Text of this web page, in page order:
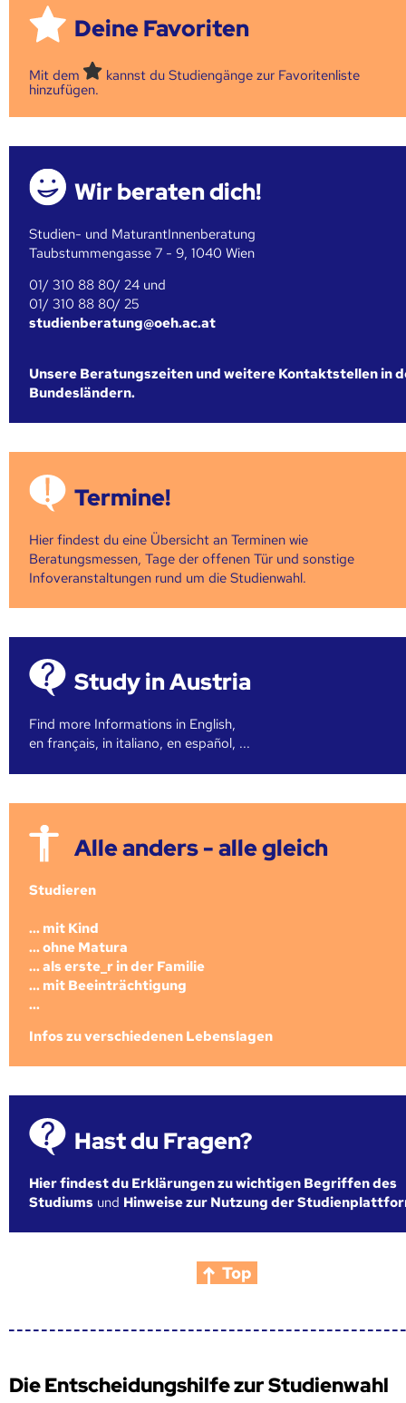
Deine Favoriten
Mit dem
kannst du Studiengänge zur Favoritenliste
hinzufügen.
Wir beraten dich!
Studien- und MaturantInnenberatung
Taubstummengasse 7 - 9, 1040 Wien
01/ 310 88 80/ 24 und
01/ 310 88 80/ 25
studienberatung@oeh.ac.at
Unsere Beratungszeiten und weitere Kontaktstellen in
Bundesländern.
Termine!
Hier findest du eine Übersicht an Terminen wie
Beratungsmessen, Tage der offenen Tür und sonstige
Infoveranstaltungen rund um die Studienwahl.
Study in Austria
Find more Informations in English,
en français, in italiano, en español, ...
Alle anders - alle gleich
Studieren
... mit Kind
... ohne Matura
... als erste_r in der Familie
... mit Beeinträchtigung
...
Infos zu verschiedenen Lebenslagen
Hast du Fragen?
Hier findest du Erklärungen zu wichtigen Begriffen des
Studiums und Hinweise zur Nutzung der
Top
Die Entscheidungshilfe zur Studienwahl